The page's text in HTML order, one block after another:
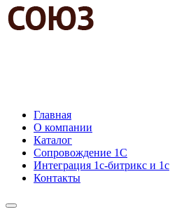
Главная
О компании
Каталог
Сопровождение 1С
Интеграция 1с-битрикс и 1с
Контакты